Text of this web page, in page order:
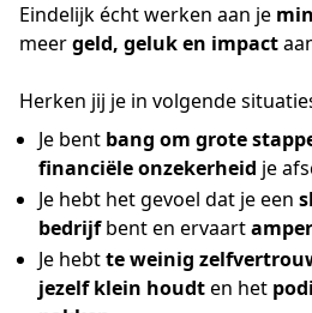
Eindelijk écht werken aan je
meergeld, geluk en impact
Herken jij je in volgende
Je bent bang om grote
financiële onzekerheid je
Je hebt het gevoel dat je een
bedrijfbent en ervaart
Je hebtte weinig
jezelf klein houdten het